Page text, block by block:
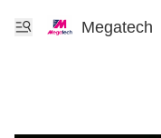
Megatech